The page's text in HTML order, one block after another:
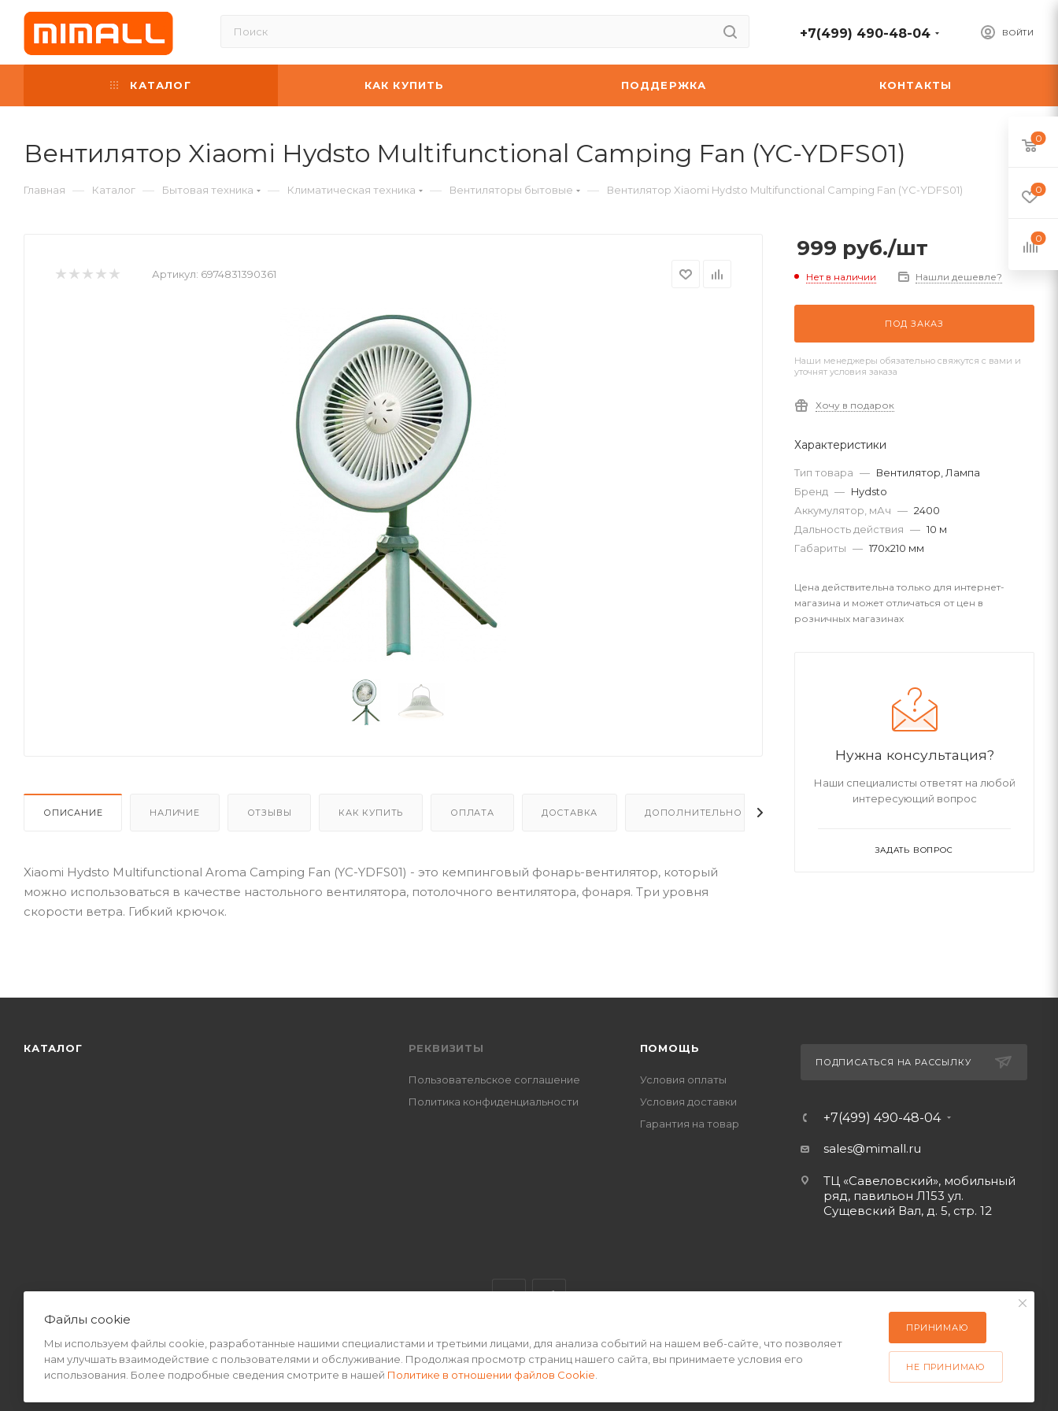
ВОЙТИ
+7(499) 490-48-04
КАТАЛОГ КАК КУПИТЬ ПОДДЕРЖКА КОНТАКТЫ
Вентилятор Xiaomi Hydsto Multifunctional Camping Fan (YC-YDFS01)
Главная — Каталог — Бытовая техника — Климатическая техника — Вентиляторы бытовые — Вентилятор Xiaomi Hydsto Multifunctional Camping Fan (YC-YDFS01)
Артикул: 6974831390361
ОПИСАНИЕ НАЛИЧИЕ ОТЗЫВЫ КАК КУПИТЬ ОПЛАТА ДОСТАВКА ДОПОЛНИТЕЛЬНО
Xiaomi Hydsto Multifunctional Aroma Camping Fan (YC-YDFS01) - это кемпинговый фонарь-вентилятор, который
можно использоваться в качестве настольного вентилятора, потолочного вентилятора, фонаря. Три уровня
скорости ветра. Гибкий крючок.
999 руб./шт
Нет в наличии Нашли дешевле?
ПОД ЗАКАЗ
Наши менеджеры обязательно свяжутся с вами и
уточнят условия заказа
Хочу в подарок
Характеристики
Тип товара — Вентилятор, Лампа
Бренд — Hydsto
Аккумулятор, мАч — 2400
Дальность действия — 10 м
Габариты — 170х210 мм
Цена действительна только для интернет-
магазина и может отличаться от цен в
розничных магазинах
Нужна консультация?
Наши специалисты ответят на любой
интересующий вопрос
ЗАДАТЬ ВОПРОС
КАТАЛОГ РЕКВИЗИТЫ
Пользовательское соглашение
Политика конфиденциальности
ПОМОЩЬ
Условия оплаты
Условия доставки
Гарантия на товар
ПОДПИСАТЬСЯ НА РАССЫЛКУ
+7(499) 490-48-04
sales@mimall.ru
ТЦ «Савеловский», мобильный
ряд, павильон Л153 ул.
Сущевский Вал, д. 5, стр. 12
2026 © Интернет-магазин MiMall® • Не является публичной офертой • 2026 г.
0
0
0
Файлы cookie
Мы используем файлы cookie, разработанные нашими специалистами и третьими лицами, для анализа событий на нашем веб-сайте, что позволяет
нам улучшать взаимодействие с пользователями и обслуживание. Продолжая просмотр страниц нашего сайта, вы принимаете условия его
использования. Более подробные сведения смотрите в нашей Политике в отношении файлов Cookie
ПРИНИМАЮ
НЕ ПРИНИМАЮ